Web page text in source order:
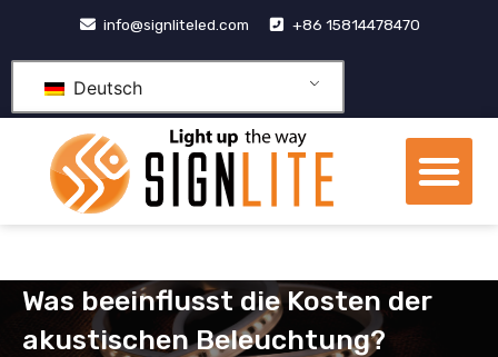
springen
info@signliteled.com +86 15814478470
Deutsch
Was beeinflusst die Kosten der
akustischen Beleuchtung?